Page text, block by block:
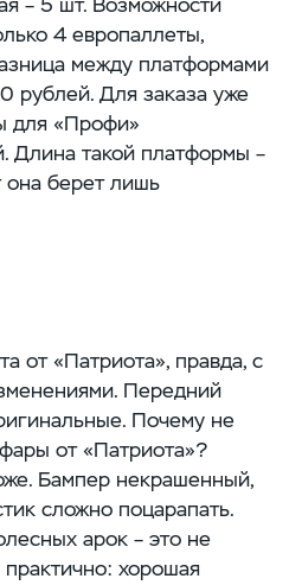
4 европаллеты,
между платформами
рублей. Для заказа уже
для «Профи»
Длина такой платформы –
берет лишь
от «Патриота», правда, с
Передний
Почему не
от «Патриота»?
Бампер некрашенный,
сложно поцарапать.
арок – это не
хорошая